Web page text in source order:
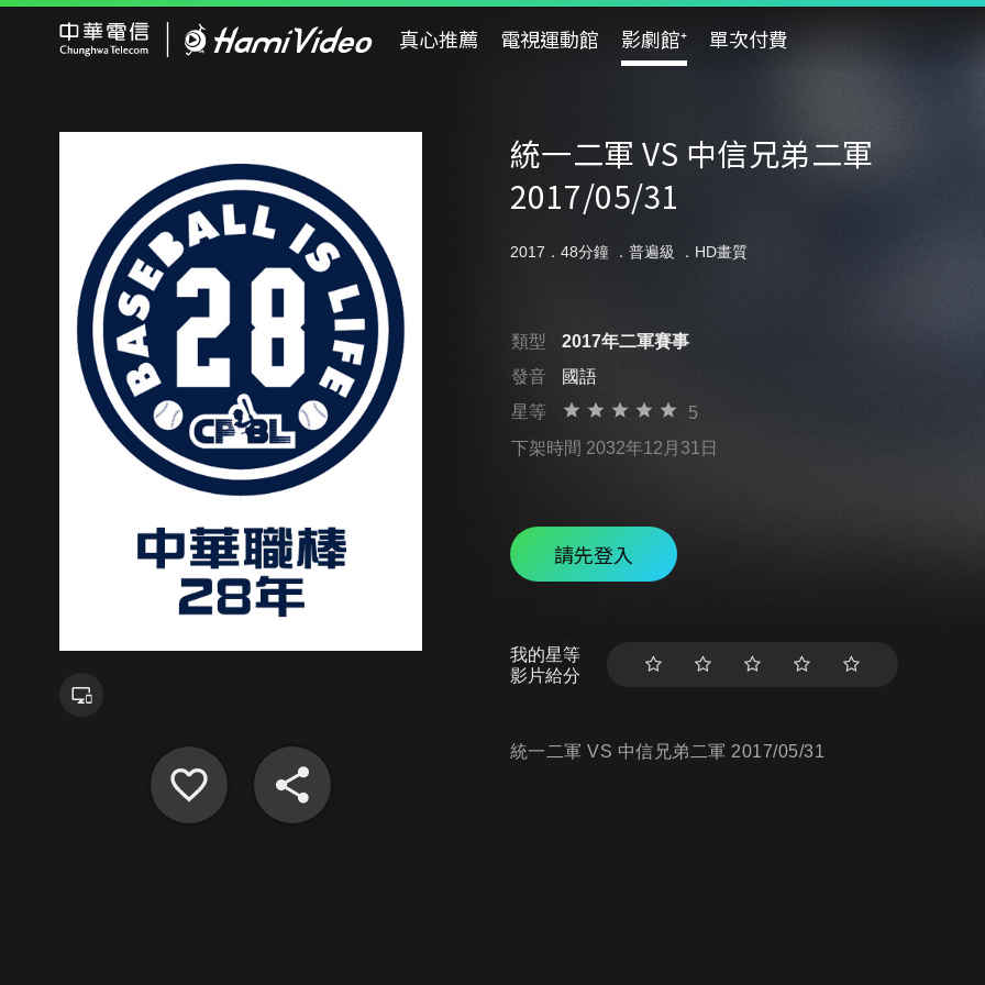
真心推薦 電視運動館 影劇館⁺ 單次付費
統一二軍 VS 中信兄弟二軍
2017/05/31
2017．48分鐘 ． 普遍級 ．HD畫質
類型
2017年二軍賽事
發音
國語
星等
5
下架時間 2032年12月31日
請先登入
我的星等
影片給分
統一二軍 VS 中信兄弟二軍 2017/05/31